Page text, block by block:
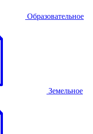
Образовательное
Земельное